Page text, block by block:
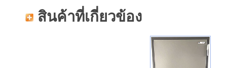
สินค้าที่เกี่ยวข้อง